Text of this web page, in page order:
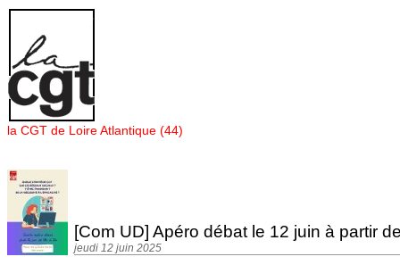
Panneau de gestion des cookies
la CGT de Loire Atlantique (44)
[Com UD] Apéro débat le 12 juin à partir
jeudi 12 juin 2025